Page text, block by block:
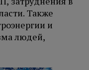
Также
и
людей,